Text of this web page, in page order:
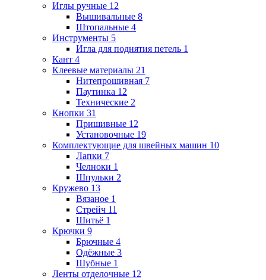
Иглы ручные 12
Вышивальные 8
Штопальные 4
Инструменты 5
Игла для поднятия петель 1
Кант 4
Клеевые материалы 21
Нитепрошивная 7
Паутинка 12
Технические 2
Кнопки 31
Пришивные 12
Установочные 19
Комплектующие для швейных машин 10
Лапки 7
Челноки 1
Шпульки 2
Кружево 13
Вязаное 1
Стрейч 11
Шитьё 1
Крючки 9
Брючные 4
Одёжные 3
Шубные 1
Ленты отделочные 12